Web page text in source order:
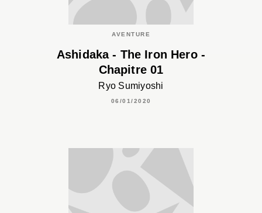
AVENTURE
Ashidaka - The Iron Hero -
Chapitre 01
Ryo Sumiyoshi
06/01/2020